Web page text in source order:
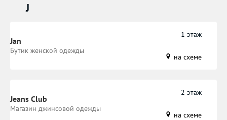
J
Jan
Бутик женской одежды
1 этаж
на схеме
Jeans Club
Магазин джинсовой одежды
2 этаж
на схеме